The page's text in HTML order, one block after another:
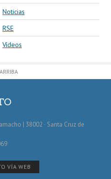
Noticias
RSE
Vídeos
| 38002 · Santa Cruz de
VÍA WEB